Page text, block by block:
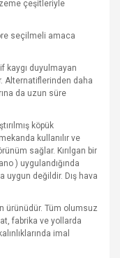
çeşitleriyle
seçilmeli amaca
kaygı duyulmayan
Alternatiflerinden daha
da uzun süre
köpük
kullanılır ve
sağlar. Kırılgan bir
) uygulandığında
uygun değildir. Dış hava
ürünüdür. Tüm olumsuz
fabrika ve yollarda
imal